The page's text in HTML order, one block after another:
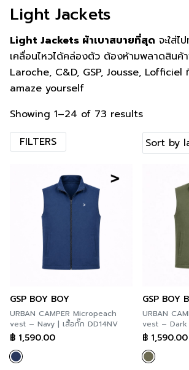
Light Jackets
Light Jackets ผ้าเบาสบายที่สุด จะใส่ไ
เคลื่อนไหวได้คล่องตัว ต้องห้ามพลาดสินค้
Laroche, C&D, GSP, Jousse, Lofficiel
amaze yourself
Showing 1–24 of 73 results
FILTERS
GSP BOY BOY
URBAN CAMPER Micropeach
vest – Navy | เสื้อกั๊ก DD14NV
฿ 1,590.00
GSP BOY
URBAN
vest – Dark moss | เสื้อกั๊ก
DD14DR
฿ 1,590.00
ข้าสู่ระบบด้วย LINE
คลิกที่นี่เพื่อสมัครสมาชิก
ข้าสู่ระบบด้วย LINE